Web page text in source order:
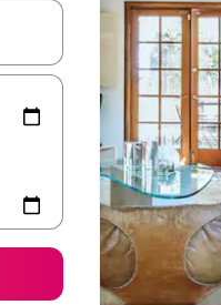
点击或滑动手势浏览。